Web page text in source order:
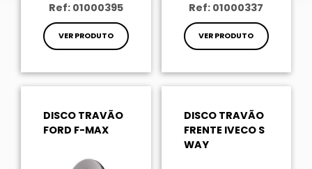
Ref: 01000395
VER PRODUTO
Ref: 01000337
VER PRODUTO
DISCO TRAVÃO
FORD F-MAX
DISCO TRAVÃO
FRENTE IVECO S
WAY